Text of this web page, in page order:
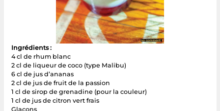
Ingrédients :
4 cl de rhum blanc
2 cl de liqueur de coco (type Malibu)
6 cl de jus d’ananas
2 cl de jus de fruit de la passion
1 cl de sirop de grenadine (pour la couleur)
1 cl de jus de citron vert frais
Glaçons